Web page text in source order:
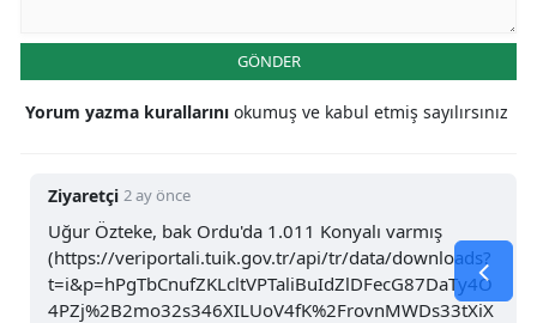
GÖNDER
Yorum yazma kurallarını okumuş ve kabul etmiş sayılırsınız
Ziyaretçi 2 ay önce
Uğur Özteke, bak Ordu'da 1.011 Konyalı varmış
(https://veriportali.tuik.gov.tr/api/tr/data/downloads?
t=i&p=hPgTbCnufZKLcltVPTaliBuIdZlDFecG87DaTy4O
4PZj%2B2mo32s346XILUoV4fK%2FrovnMWDs33tXiX